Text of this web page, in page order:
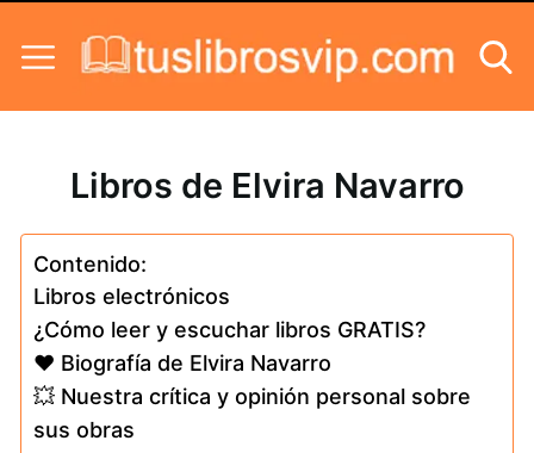
Libros de Elvira Navarro
Contenido:
Libros electrónicos
¿Cómo leer y escuchar libros GRATIS?
❤️ Biografía de Elvira Navarro
💥 Nuestra crítica y opinión personal sobre
sus obras